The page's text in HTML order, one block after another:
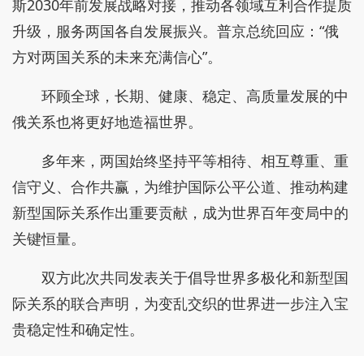
斯2030年前发展战略对接，推动各领域互利合作提质
升级，服务两国各自发展振兴。普京总统回应：“俄
方对两国关系的未来充满信心”。
环顾全球，长期、健康、稳定、高质量发展的中
俄关系也将更好地造福世界。
多年来，两国始终坚持平等相待、相互尊重、重
信守义、合作共赢，为维护国际公平公道、推动构建
新型国际关系作出重要贡献，成为世界百年变局中的
关键恒量。
双方此次共同发表关于倡导世界多极化和新型国
际关系的联合声明，为变乱交织的世界进一步注入宝
贵稳定性和确定性。